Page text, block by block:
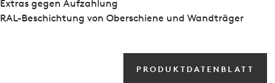
Extras gegen Aufzahlung
RAL-Beschichtung von Oberschiene und Wandträger
PRODUKTDATENBLATT